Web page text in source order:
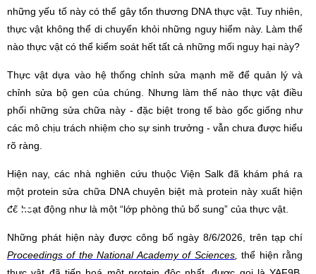
những yếu tố này có thể gây tổn thương DNA thực vật. Tuy nhiên,
thực vật không thể di chuyển khỏi những nguy hiểm này. Làm thế
nào thực vật có thể kiểm soát hết tất cả những mối nguy hại này?
Thực vật dựa vào hệ thống chỉnh sửa mạnh mẽ để quản lý và
chỉnh sửa bộ gen của chúng. Nhưng làm thế nào thực vật điều
phối những sửa chữa này - đặc biệt trong tế bào gốc giống như
các mô chịu trách nhiệm cho sự sinh trưởng - vẫn chưa được hiểu
rõ ràng.
Hiện nay, các nhà nghiên cứu thuộc Viện Salk đã khám phá ra
một protein sửa chữa DNA chuyên biệt mà protein này xuất hiện
để hoạt động như là một “lớp phòng thủ bổ sung” của thực vật.
Những phát hiện này được công bố ngày 8/6/2026, trên tạp chí
Proceedings of the National Academy of Sciences, thể hiện rằng